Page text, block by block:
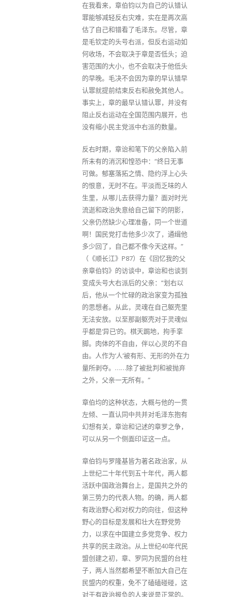
在我看来，章伯钧以为自己的认错认
罪能够减轻反右灾难，实在是再次高
估了自己和错看了毛泽东。尽管，章
是毛钦定的头号右派，但反右运动如
何收场，不会取决于章是否低头；迫
害范围的大小，也不会取决于他低头
的早晚。毛决不会因为章的早认错早
认罪就提前结束反右和赦免其他人。
事实上，章的最早认错认罪，并没有
阻止反右运动在全国范围内展开，也
没有缩小民主党派中右派的数量。
反右时期，章诒和笔下的父亲陷入前
所未有的消沉和惶恐中：“终日无事
可做。郁塞落拓之情、隐约浮上心头
的恨意，无时不在。平淡而乏味的人
生里，从哪儿去获得力量？面对时光
流逝和政治失意给自己留下的阴影，
父亲仍然缺少心理准备，同一个世道
啊！国民党打击他多少次了，通缉他
多少回了，自己都不像今天这样。”
（《顺长江》P87）在《回忆我的父
亲章伯钧》的访谈中，章诒和也谈到
变成头号大右派后的父亲：“划右以
后，他从一个忙碌的政治家变为孤独
的思想者。从此，灵魂在自己躯壳里
无法安放。以至那副躯壳对于灵魂似
乎都是‘异已’的。棋天跼地，拘手挛
脚。肉体的不自由，伴以心灵的不自
由。人作为‘人’被有形、无形的外在力
量所剥夺。……除了被批判和被抛弃
之外，父亲一无所有。”
章伯均的这种状态，大概与他的一贯
左倾、一直认同中共并对毛泽东抱有
幻想有关，章诒和记述的章罗之争，
可以从另一个侧面印证这一点。
章伯钧与罗隆基皆为著名政治家，从
上世纪二十年代到五十年代，两人都
活跃中国政治舞台上，是国共之外的
第三势力的代表人物。的确，两人都
有政治野心和对权力的向往，但这种
野心的目标是发展和壮大在野党势
力，以求在中国建立多党竞争、权力
共享的民主政治。从上世纪40年代民
盟创建之初，章、罗同为民盟的台柱
子，两人当然都希望不断加大自己在
民盟内的权重，免不了磕磕碰碰，这
对于有政治报负的人来说是正常的。